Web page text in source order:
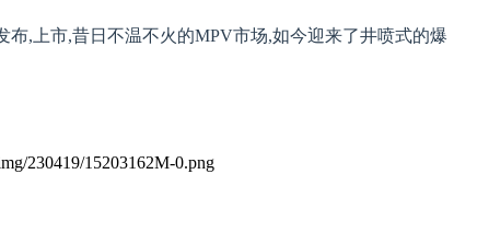
布,上市,昔日不温不火的MPV市场,如今迎来了井喷式的爆